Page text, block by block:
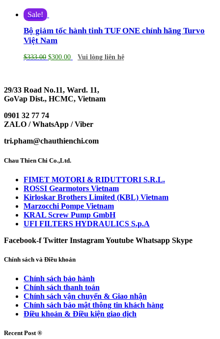
Sale!
Bộ giảm tốc hành tinh TUF ONE chính hãng Turvo
Việt Nam
$333.00 $300.00 Vui lòng liên hệ
29/33 Road No.11, Ward. 11,
GoVap Dist., HCMC, Vietnam
0901 32 77 74
ZALO / WhatsApp / Viber
tri.pham@chauthienchi.com
Chau Thien Chi Co.,Ltd.
FIMET MOTORI & RIDUTTORI S.R.L.
ROSSI Gearmotors Vietnam
Kirloskar Brothers Limited (KBL) Vietnam
Marzocchi Pompe Vietnam
KRAL Screw Pump GmbH
UFI FILTERS HYDRAULICS S.p.A
Facebook-f Twitter InstagramYoutube Whatsapp Skype
Chính sách và Điều khoản
Chính sách bảo hành
Chính sách thanh toán
Chính sách vận chuyển & Giao nhận
Chính sách bảo mật thông tin khách hàng
Điều khoản & Điều kiện giao dịch
Recent Post ®